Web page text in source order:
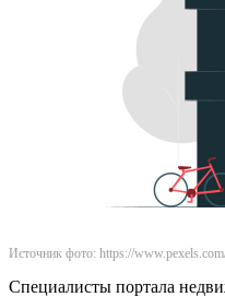
Источник фото: https://
Специалисты портала